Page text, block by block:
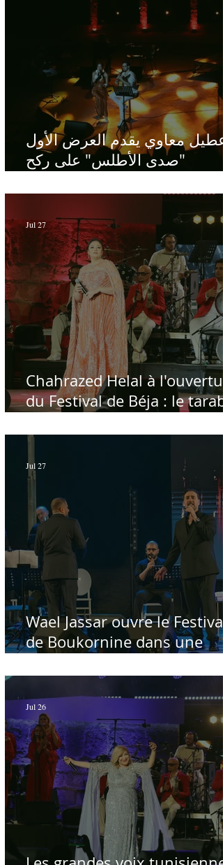
عطيل معاوي يقدم العرض الأول
"صدى الأطلس" على ركح
طابعها الخاص
Chahrazed Helal à
du Festival de Béja : le tarab
Jul 27
Wael Jassar ouvre le Festival
de Boukornine dans une
à guichets fermés - Par
Manaï
Jul 27
Jul 26